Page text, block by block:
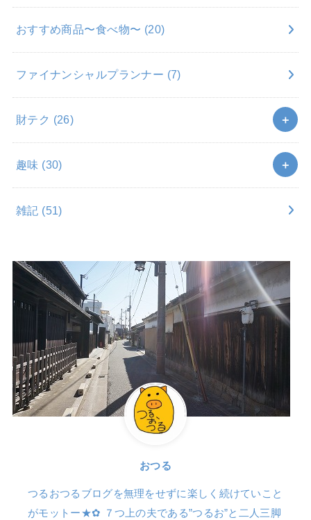
おすすめ商品〜食べ物〜 (20)
ファイナンシャルプランナー (7)
財テク (26)
趣味 (30)
雑記 (51)
おつる
つるおつるブログを無理をせずに楽しく続けていこと
がモットー★✿ ７つ上の夫である”つるお”と二人三脚